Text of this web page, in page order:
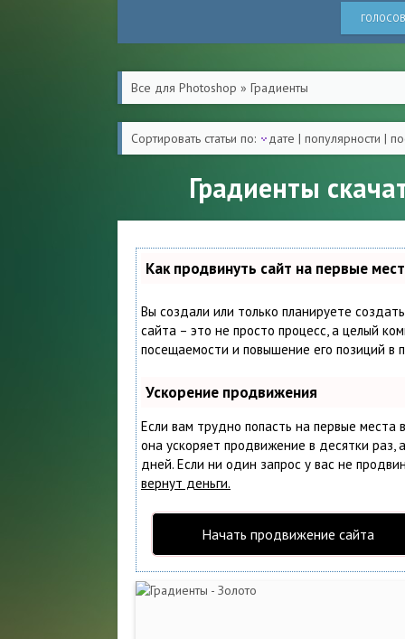
Все для Photoshop » Градиенты
Сортировать статьи по: дате | популярности |
Градиенты
Как продвинуть сайт на первые
Вы создали или только планируете
сайта – это не просто процесс, а целый
посещаемости и повышение его позиций в
Ускорение продвижения
Если вам трудно попасть на первые места
она ускоряет продвижение в десятки раз,
дней. Если ни один запрос у вас не
вернут деньги.
Начать продвижение сайта